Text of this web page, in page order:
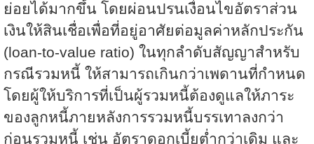
ย่อยได้มากขึ้น โดยผ่อนปรนเงื่อนไขอัตราส่วน
เงินให้สินเชื่อเพื่อที่อยู่อาศัยต่อมูลค่าหลักประกัน
(loan-to-value ratio) ในทุกลำดับสัญญาสำหรับ
กรณีรวมหนี้ ให้สามารถเกินกว่าเพดานที่กำหนด
โดยผู้ให้บริการที่เป็นผู้รวมหนี้ต้องดูแลให้ภาระ
ของลูกหนี้ภายหลังการรวมหนี้บรรเทาลงกว่า
ก่อนรวมหนี้ เช่น อัตราดอกเบี้ยต่ำกว่าเดิม และ